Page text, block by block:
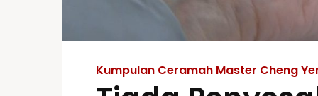
Kumpulan Ceramah Master Cheng